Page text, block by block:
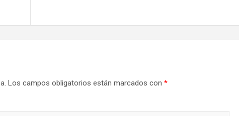
Los campos obligatorios están marcados con *